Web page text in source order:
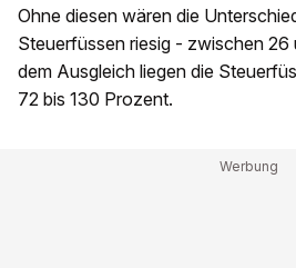
Ohne diesen wären die
Steuerfüssen riesig - zwischen
dem Ausgleich liegen die
72 bis 130 Prozent.